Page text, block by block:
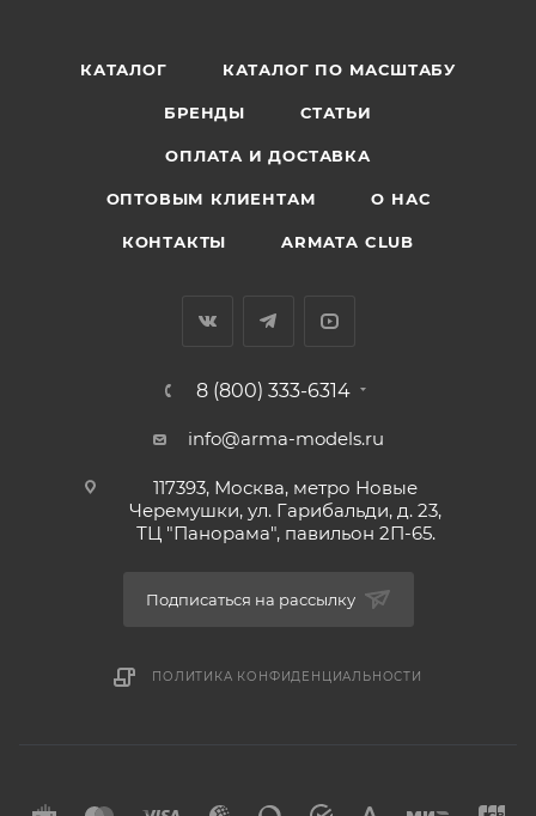
КАТАЛОГ КАТАЛОГ ПО МАСШТАБУ
БРЕНДЫ СТАТЬИ
ОПЛАТА И ДОСТАВКА
ОПТОВЫМ КЛИЕНТАМ О НАС
КОНТАКТЫ ARMATA CLUB
8 (800) 333-6314
info@arma-models.ru
117393, Москва, метро Новые
Черемушки, ул. Гарибальди, д. 23,
ТЦ "Панорама", павильон 2П-65.
Подписаться на рассылку
ПОЛИТИКА КОНФИДЕНЦИАЛЬНОСТИ